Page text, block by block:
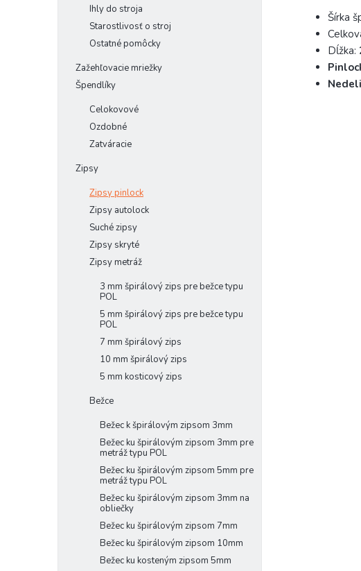
Ihly do stroja
Starostlivosť o stroj
Ostatné pomôcky
Zažehľovacie mriežky
Špendlíky
Celokovové
Ozdobné
Zatváracie
Zipsy
Zipsy pinlock
Zipsy autolock
Suché zipsy
Zipsy skryté
Zipsy metráž
3 mm špirálový zips pre bežce typu
POL
5 mm špirálový zips pre bežce typu
POL
7 mm špirálový zips
10 mm špirálový zips
5 mm kosticový zips
Bežce
Bežec k špirálovým zipsom 3mm
Bežec ku špirálovým zipsom 3mm pre
metráž typu POL
Bežec ku špirálovým zipsom 5mm pre
metráž typu POL
Bežec ku špirálovým zipsom 3mm na
obliečky
Bežec ku špirálovým zipsom 7mm
Bežec ku špirálovým zipsom 10mm
Bežec ku kosteným zipsom 5mm
Šírka
Dĺžka: